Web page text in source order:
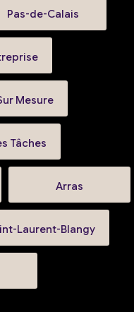
Pas-de-Calais
Mesure
Tâches
Arras
Laurent-Blangy